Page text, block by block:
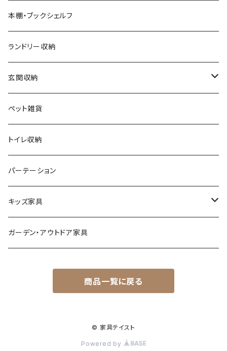
カントリー
アンティーク
ヨーロピアン
モノトーン
ナチュラル
シンプル
スタイリッシュ
レトロ
ダストボックス
ハンキングラック
プランター用品
クッション
その他
スツール
カウンターチェア
デザイナーズチェア
ダイニングチェア
オフィスチェア
パーソナルチェア
フォールディングチェア
玄関・エントランスチェア
本棚・ブックシェルフ
ランドリー収納
玄関収納
シューズラック・シューズボックス
傘立て
その他
ペット雑貨
トイレ収納
パーテーション
キッズ家具
プレイマット
ガーデン・アウトドア家具
商品一覧に戻る
© 家具テイスト
Powered by